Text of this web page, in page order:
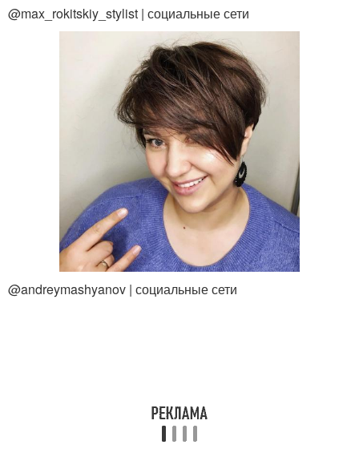
@max_rokitskiy_stylist | социальные сети
@andreymashyanov | социальные сети